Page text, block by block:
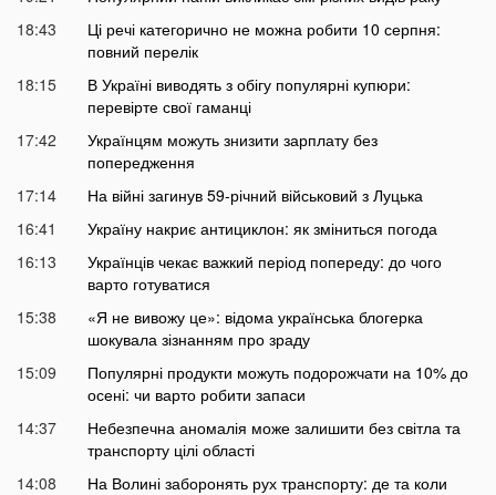
18:43
Ці речі категорично не можна робити 10 серпня:
повний перелік
18:15
В Україні виводять з обігу популярні купюри:
перевірте свої гаманці
17:42
Українцям можуть знизити зарплату без
попередження
17:14
На війні загинув 59-річний військовий з Луцька
16:41
Україну накриє антициклон: як зміниться погода
16:13
Українців чекає важкий період попереду: до чого
варто готуватися
15:38
«Я не вивожу це»: відома українська блогерка
шокувала зізнанням про зраду
15:09
Популярні продукти можуть подорожчати на 10% до
осені: чи варто робити запаси
14:37
Небезпечна аномалія може залишити без світла та
транспорту цілі області
14:08
На Волині заборонять рух транспорту: де та коли